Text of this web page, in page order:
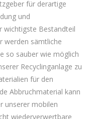
für derartige
und
wichtigste Bestandteil
werden sämtliche
so sauber wie möglich
Recyclinganlage zu
für den
Abbruchmaterial kann
unserer mobilen
wiederverwertbare